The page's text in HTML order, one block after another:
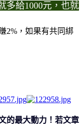
多給1000元，也就
2%，如果有共同綁
的最大動力！若文章